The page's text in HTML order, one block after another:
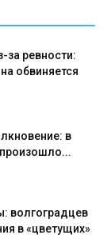
за ревности:
обвиняется
в
волгоградцев
в «цветущих»